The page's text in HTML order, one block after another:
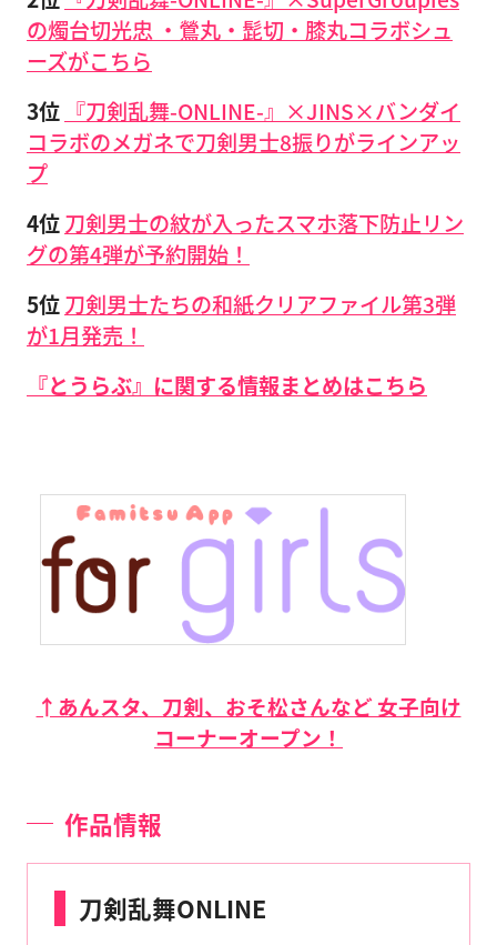
の燭台切光忠 ・鶯丸・髭切・膝丸コラボシュ
ーズがこちら
3位 『刀剣乱舞-ONLINE-』×JINS×バンダイ
コラボのメガネで刀剣男士8振りがラインアッ
プ
4位刀剣男士の紋が入ったスマホ落下防止リン
グの第4弾が予約開始！
5位刀剣男士たちの和紙クリアファイル第3弾
が1月発売！
『とうらぶ』に関する情報まとめはこちら
↑あんスタ、刀剣、おそ松さんなど 女子向け
コーナーオープン！
作品情報
刀剣乱舞ONLINE